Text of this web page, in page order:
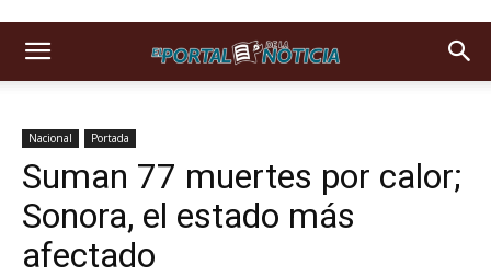
Nacional Portada
Suman 77 muertes por calor;
Sonora, el estado más
afectado